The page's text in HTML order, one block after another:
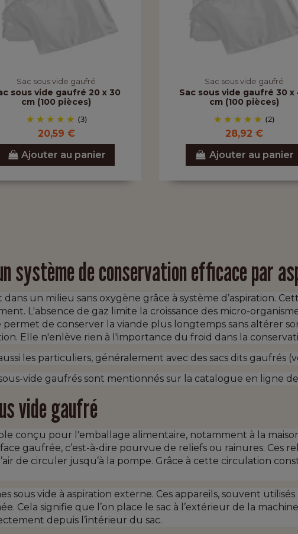
Sac sous vide gaufré
sous vide gaufré 20 x 30
cm (100 pièces)
(3)
20,59 €
Ajouter au panier
Sac sous vide gaufré
Sac sous vide gaufré 30 x
cm (100 pièces)
(2)
28,92 €
Ajouter au panier
système de conservation efficace par
un milieu sans oxygène grâce à système d’aspiration.
L'absence de gaz limite la croissance des micro-
permet de conserver la viande plus longtemps sans altérer
Elle n'enlève rien à l'importance du froid dans la
les particuliers, généralement avec des sacs dits gaufrés
sous-vide gaufrés sont mentionnés sur la catalogue en ligne
vide gaufré
conçu pour l'emballage alimentaire, notamment à la
gaufrée, c’est-à-dire pourvue de reliefs ou rainures. Ces
de circuler jusqu’à la pompe. Grâce à cette circulation
sous vide à aspiration externe. Ces appareils, souvent
Cela signifie que l’on place le sac à l’extérieur de la
depuis l’intérieur du sac.